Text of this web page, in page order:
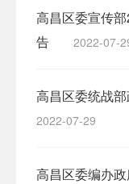
高昌区委宣传
告
2022-07-
高昌区委统战
2022-07-29
高昌区委编办